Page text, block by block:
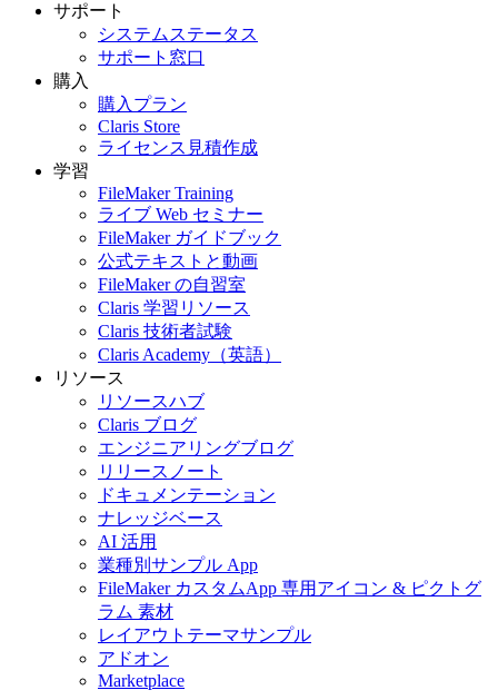
サポート
システムステータス
サポート窓口
購入
購入プラン
Claris Store
ライセンス見積作成
学習
FileMaker Training
ライブ Web セミナー
FileMaker ガイドブック
公式テキストと動画
FileMaker の自習室
Claris 学習リソース
Claris 技術者試験
Claris Academy（英語）
リソース
リソースハブ
Claris ブログ
エンジニアリングブログ
リリースノート
ドキュメンテーション
ナレッジベース
AI 活用
業種別サンプル App
FileMaker カスタムApp 専用アイコン & ピクトグ
ラム 素材
レイアウトテーマサンプル
アドオン
Marketplace